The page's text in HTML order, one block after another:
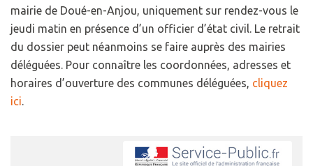
mairie de Doué-en-Anjou, uniquement sur rendez-vous le
jeudi matin en présence d’un officier d’état civil. Le retrait
du dossier peut néanmoins se faire auprès des mairies
déléguées. Pour connaître les coordonnées, adresses et
horaires d’ouverture des communes déléguées, cliquez
ici.